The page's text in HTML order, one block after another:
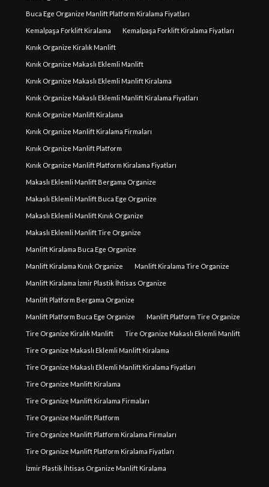
Buca Ege Organize Manlift Platform Kiralama Fiyatları
Kemalpaşa Forklift Kiralama Kemalpaşa Forklift Kiralama Fiyatları
Kınık Organize Kiralık Manlift
Kınık Organize Makaslı Eklemli Manlift
Kınık Organize Makaslı Eklemli Manlift Kiralama
Kınık Organize Makaslı Eklemli Manlift Kiralama Fiyatları
Kınık Organize Manlift Kiralama
Kınık Organize Manlift Kiralama Firmaları
Kınık Organize Manlift Platform
Kınık Organize Manlift Platform Kiralama Fiyatları
Makaslı Eklemli Manlift Bergama Organize
Makaslı Eklemli Manlift Buca Ege Organize
Makaslı Eklemli Manlift Kınık Organize
Makaslı Eklemli Manlift Tire Organize
Manlift Kiralama Buca Ege Organize
Manlift Kiralama Kınık Organize Manlift Kiralama Tire Organize
Manlift Kiralama İzmir Plastik İhtisas Organize
Manlift Platform Bergama Organize
Manlift Platform Buca Ege Organize Manlift Platform Tire Organize
Tire Organize Kiralık Manlift Tire Organize Makaslı Eklemli Manlift
Tire Organize Makaslı Eklemli Manlift Kiralama
Tire Organize Makaslı Eklemli Manlift Kiralama Fiyatları
Tire Organize Manlift Kiralama
Tire Organize Manlift Kiralama Firmaları
Tire Organize Manlift Platform
Tire Organize Manlift Platform Kiralama Firmaları
Tire Organize Manlift Platform Kiralama Fiyatları
İzmir Plastik İhtisas Organize Manlift Kiralama